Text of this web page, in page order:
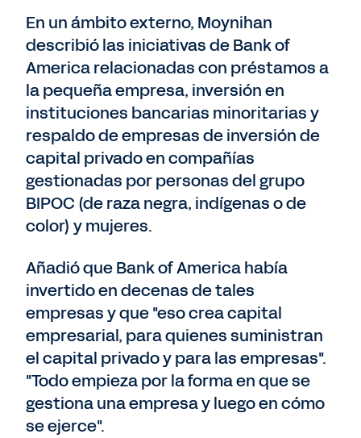
En un ámbito externo, Moynihan
describió las iniciativas de Bank of
America relacionadas con préstamos a
la pequeña empresa, inversión en
instituciones bancarias minoritarias y
respaldo de empresas de inversión de
capital privado en compañías
gestionadas por personas del grupo
BIPOC (de raza negra, indígenas o de
color) y mujeres.
Añadió que Bank of America había
invertido en decenas de tales
empresas y que "eso crea capital
empresarial, para quienes suministran
el capital privado y para las empresas".
"Todo empieza por la forma en que se
gestiona una empresa y luego en cómo
se ejerce".